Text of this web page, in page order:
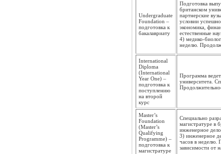
Undergraduate
Foundation –
подготовка к
бакалавриату
Подготовка
британском
партнерские
условии
экономика,
естественные
4) медико-
неделю.
International
Diploma
(International
Year One) –
подготовка к
поступлению
на второй
курс
Программа
университета.
Master’s
Foundation
(Master’s
Qualifying
Programme) –
подготовка к
магистратуре
Специально
магистратуре в
инженерное
3) инженерное
часов в неделю.
зависимости от